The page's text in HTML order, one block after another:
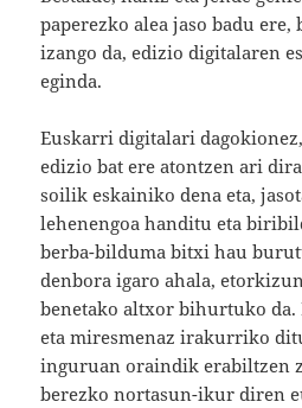
paperezko alea jaso badu ere,
izango da, edizio digitalaren
eginda.
Euskarri digitalari
edizio bat ere atontzen ari
soilik eskainiko dena eta,
lehenengoa handitu eta
berba-bilduma bitxi hau
denbora igaro ahala,
benetako altxor bihurtuko
eta miresmenaz irakurriko
inguruan oraindik erabiltzen
berezko nortasun-ikur diren